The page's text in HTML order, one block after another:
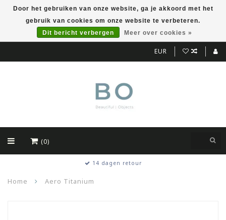
EUR
(0)
14 dagen retour
Home Aero Titanium
Door het gebruiken van onze website, ga je akkoord met het
gebruik van cookies om onze website te verbeteren.
Dit bericht verbergen
Meer over cookies »